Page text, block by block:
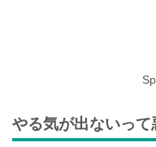
やる気が出ないって